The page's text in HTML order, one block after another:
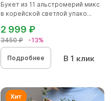
Букет из 11 альстромерий микс
в корейской светлой упако...
3450 ₽ -13%
2 999 ₽
Подробнее В 1 клик